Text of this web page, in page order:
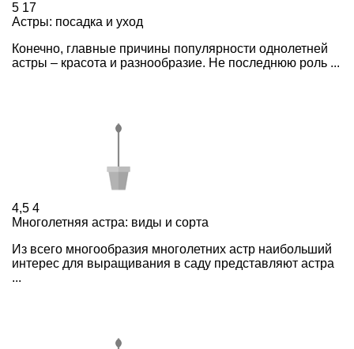
5 17
Астры: посадка и уход
Конечно, главные причины популярности однолетней
астры – красота и разнообразие. Не последнюю роль ...
4,5 4
Многолетняя астра: виды и сорта
Из всего многообразия многолетних астр наибольший
интерес для выращивания в саду представляют астра
...